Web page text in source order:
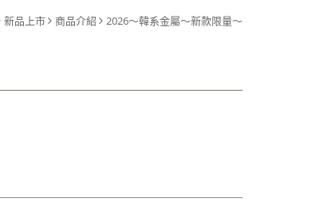
新品上市 商品介紹 2026～韓系金屬～新款限量～